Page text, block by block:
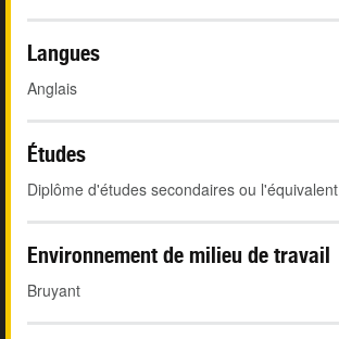
Langues
Anglais
Études
Diplôme d'études secondaires ou l'équivalent
Environnement de milieu de travail
Bruyant